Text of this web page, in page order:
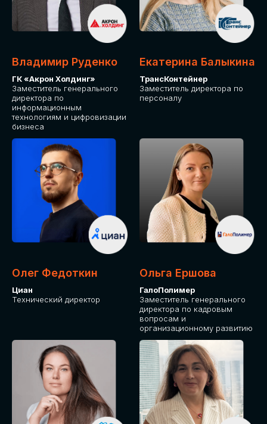
Владимир Руденко
ГК «Акрон Холдинг»
Заместитель генерального
директора по
информационным
технологиям и цифровизации
бизнеса
Екатерина Балыкина
ТрансКонтейнер
Заместитель директора по
персоналу
Олег Федоткин
Циан
Технический директор
Ольга Ершова
ГалоПолимер
Заместитель генерального
директора по кадровым
вопросам и
организационному развитию